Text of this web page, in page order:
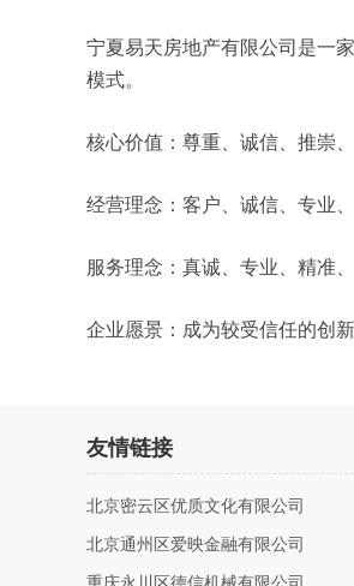
宁夏易天房地产有限公司是一
模式。
核心价值：尊重、诚信、推崇
经营理念：客户、诚信、专业
服务理念：真诚、专业、精准
企业愿景：成为较受信任的创
友情链接
北京密云区优质文化有限公司
北京通州区爱映金融有限公司